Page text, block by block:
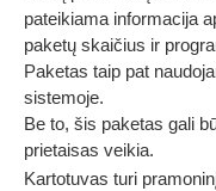
pateikiama informacija
paketų skaičius ir
Paketas taip pat
sistemoje.
Be to, šis paketas gali
prietaisas veikia.
Kartotuvas turi